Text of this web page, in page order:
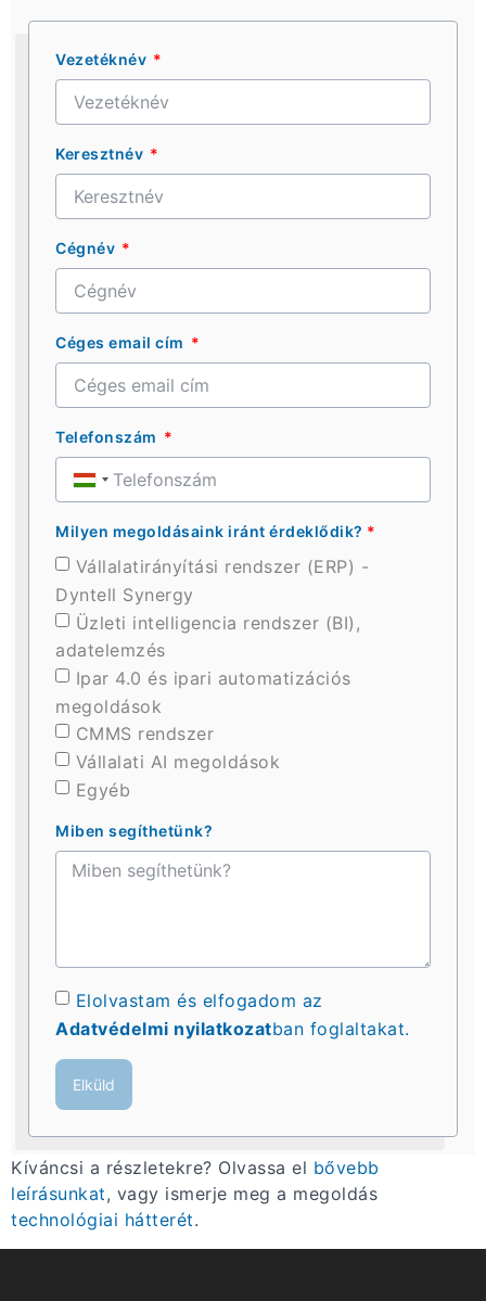
Vezetéknév
Keresztnév
Cégnév
Céges email cím
Telefonszám
Hungary
Milyen megoldásaink iránt érdeklődik? *
Vállalatirányítási rendszer (ERP) -
Dyntell Synergy
Üzleti intelligencia rendszer (BI),
adatelemzés
Ipar 4.0 és ipari automatizációs
megoldások
CMMS rendszer
Vállalati AI megoldások
Egyéb
Miben segíthetünk?
Elolvastam és elfogadom az
Adatvédelmi nyilatkozatban foglaltakat.
Elküld
Kíváncsi a részletekre? Olvassa el bővebb
leírásunkat, vagy ismerje meg a megoldás
technológiai hátterét.